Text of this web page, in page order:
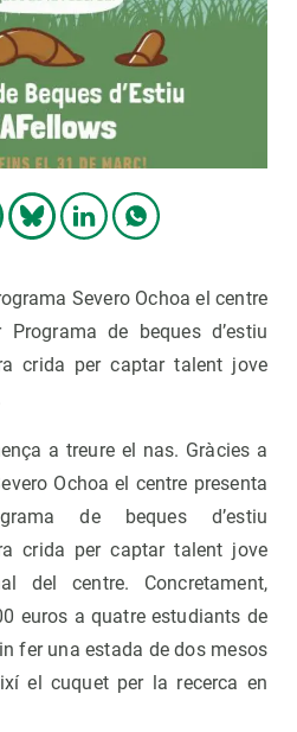
Severo Ochoa el centre
de beques d’estiu
crida per captar talent jove
a treure el nas. Gràcies a
Ochoa el centre presenta
de beques d’estiu
crida per captar talent jove
del centre. Concretament,
euros a quatre estudiants de
fer una estada de dos mesos
el cuquet per la recerca en